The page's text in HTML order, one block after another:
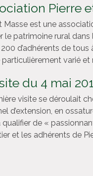
Pierre
Masse est une
le patrimoine rural
d’adhérents de
particulièrement varié et
du 4 mai
visite se déroulait
d’extension, en
qualifier de «
et les adhérents de